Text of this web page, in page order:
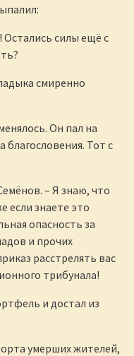
силы ещё с
смиренно
Он пал на
благословения. Тот с
– Я знаю, что
если знаете это
опасность за
и прочих
расстрелять вас
трибунала!
и достал из
умерших жителей,